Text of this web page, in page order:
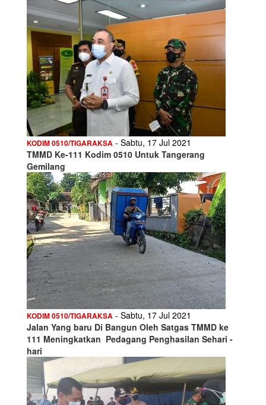
KODIM 0510/TIGARAKSA - Sabtu, 17 Jul 2021
TMMD Ke-111 Kodim 0510 Untuk Tangerang
Gemilang
KODIM 0510/TIGARAKSA - Sabtu, 17 Jul 2021
Jalan Yang baru Di Bangun Oleh Satgas TMMD ke
111 Meningkatkan Pedagang Penghasilan Sehari -
hari